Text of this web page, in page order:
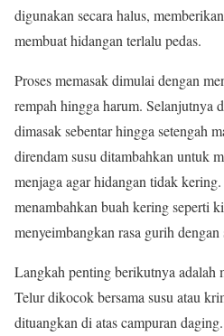
digunakan secara halus,
membuat hidangan terlalu pedas.
Proses memasak dimulai dengan
rempah hingga harum. Selanjutnya
dimasak sebentar hingga setengah
direndam susu ditambahkan untuk
menjaga agar hidangan tidak
menambahkan buah kering seperti
menyeimbangkan rasa gurih
Langkah penting berikutnya adalah
Telur dikocok bersama susu atau
dituangkan di atas campuran